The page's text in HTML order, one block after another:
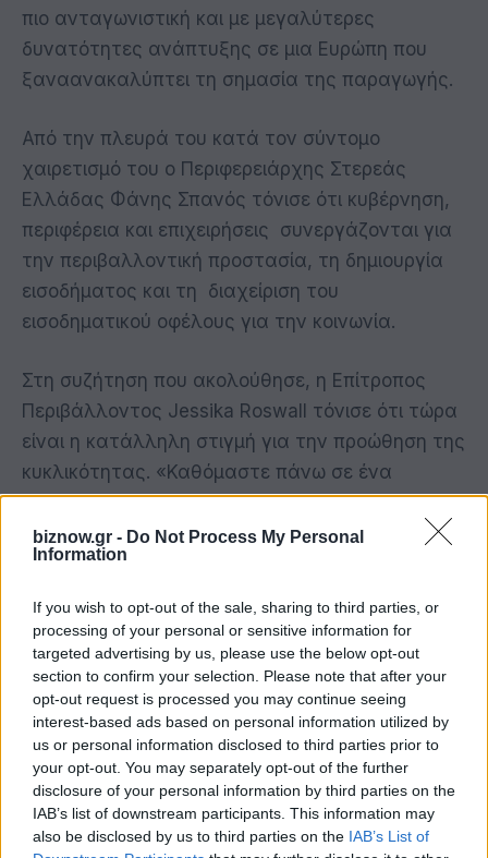
biznow.gr - Do Not Process My Personal
Information
If you wish to opt-out of the sale, sharing to third parties, or
processing of your personal or sensitive information for
targeted advertising by us, please use the below opt-out
section to confirm your selection. Please note that after your
opt-out request is processed you may continue seeing
interest-based ads based on personal information utilized by
us or personal information disclosed to third parties prior to
your opt-out. You may separately opt-out of the further
disclosure of your personal information by third parties on the
IAB’s list of downstream participants. This information may
also be disclosed by us to third parties on the IAB’s List of
πιο ανταγωνιστική και με μεγαλύτερες
δυνατότητες ανάπτυξης σε μια Ευρώπη που
ξαναανακαλύπτει τη σημασία της παραγωγής.
Από την πλευρά του κατά τον σύντομο
χαιρετισμό του ο Περιφερειάρχης Στερεάς
Ελλάδας Φάνης Σπανός τόνισε ότι κυβέρνηση,
περιφέρεια και επιχειρήσεις συνεργάζονται για
την περιβαλλοντική προστασία, τη δημιουργία
εισοδήματος και τη διαχείριση του
εισοδηματικού οφέλους για την κοινωνία.
Στη συζήτηση που ακολούθησε, η Επίτροπος
Περιβάλλοντος Jessika Roswall τόνισε ότι τώρα
είναι η κατάλληλη στιγμή για την προώθηση της
κυκλικότητας. «Καθόμαστε πάνω σε ένα
χρυσωρυχείο» υπογράμμισε αναφερόμενη στις
προοπτικές της κυκλικής οικονομίας για την
ευρωπαϊκή βιομηχανία και για την ανάπτυξη της
δίνουμε προτεραιότητα στην κυκλικότητα»,
υπογράμμισε η κα Roswall, αναφερόμενη στις
βασικές κατευθύνσεις της Επιτροπής για την
προώθηση της κυκλικής οικονομίας και πώς αυτή
μπορεί να συμβάλλει στην ενίσχυση της
ανταγωνιστικότητας των βιομηχανιών της
Ευρωπαϊκής Ένωσης. Η επίτροπος έκανε
αναλυτική αναφορά στις προσπάθειες της